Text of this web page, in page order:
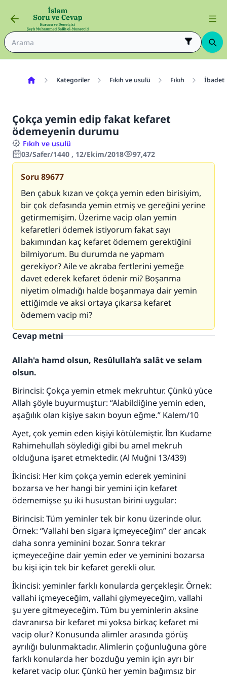
Kategoriler Fıkıh ve usulü Fıkıh
Çokça yemin edip fakat kefaret
ödemeyenin durumu
Fıkıh ve usulü
03/Safer/1440 , 12/Ekim/2018
97,472
Soru89677
Ben çabuk kızan ve çokça yemin eden birisiyim,
bir çok defasında yemin etmiş ve gereğini yerine
getirmemişim. Üzerime vacip olan yemin
kefaretleri ödemek istiyorum fakat sayı
bakımından kaç kefaret ödemem gerektiğini
bilmiyorum. Bu durumda ne yapmam
gerekiyor? Aile ve akraba fertlerini yemeğe
davet ederek kefaret ödenir mi? Boşanma
niyetim olmadığı halde boşanmaya dair yemin
ettiğimde ve aksi ortaya çıkarsa kefaret
ödemem vacip mi?
Cevap metni
Allah'a hamd olsun, Resûlullah’a salât ve selam
olsun.
Birincisi: Çokça yemin etmek mekruhtur. Çünkü yüce
Allah şöyle buyurmuştur: “Alabildiğine yemin eden,
aşağılık olan kişiye sakın boyun eğme.” Kalem/10
Ayet, çok yemin eden kişiyi kötülemiştir. İbn Kudame
Rahimehullah söylediği gibi bu amel mekruh
olduğuna işaret etmektedir. (Al Muğni 13/439)
İkincisi: Her kim çokça yemin ederek yeminini
bozarsa ve her hangi bir yemini için kefaret
ödememişse şu iki husustan birini uygular:
Birincisi: Tüm yeminler tek bir konu üzerinde olur.
Örnek: “Vallahi ben sigara içmeyeceğim” der ancak
daha sonra yeminini bozar. Sonra tekrar
içmeyeceğine dair yemin eder ve yeminini bozarsa
bu kişi için tek bir kefaret gerekli olur.
İkincisi: yeminler farklı konularda gerçekleşir. Örnek:
vallahi içmeyeceğim, vallahi giymeyeceğim, vallahi
şu yere gitmeyeceğim. Tüm bu yeminlerin aksine
davranırsa bir kefaret mi yoksa birkaç kefaret mi
vacip olur? Konusunda alimler arasında görüş
ayrılığı bulunmaktadır. Alimlerin çoğunluğuna göre
farklı konularda her bozduğu yemin için ayrı bir
kefaret vacip olur. Çünkü her yemin bağımsız bir